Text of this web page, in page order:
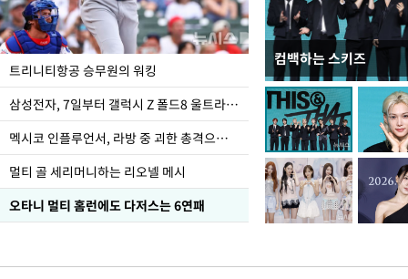
트리니티항공 승무원의 워킹
삼성전자, 7일부터 갤럭시 Z 폴드8 울트라·폴드8·플립8 출시
멕시코 인플루언서, 라방 중 괴한 총격으로 사망
멀티 골 세리머니하는 리오넬 메시
오타니 멀티 홈런에도 다저스는 6연패
컴백하는 스키즈
입추 하루 앞둔 전남
폭염